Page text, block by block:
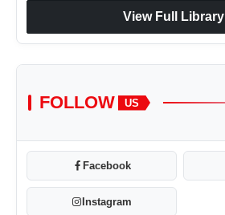
View Full Library
FOLLOW US
Facebook
Instagram